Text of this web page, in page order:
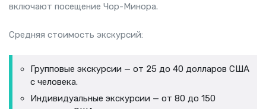
включают посещение Чор-Минора.
Средняя стоимость экскурсий:
Групповые экскурсии — от 25 до 40 долларов США
с человека.
Индивидуальные экскурсии — от 80 до 150